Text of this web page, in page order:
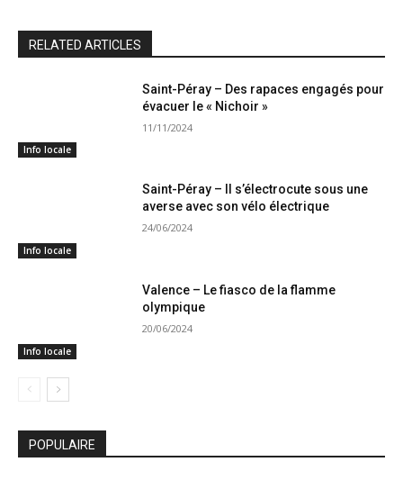
RELATED ARTICLES
Info locale
Saint-Péray – Des rapaces engagés pour
évacuer le « Nichoir »
11/11/2024
Info locale
Saint-Péray – Il s’électrocute sous une
averse avec son vélo électrique
24/06/2024
Info locale
Valence – Le fiasco de la flamme
olympique
20/06/2024
POPULAIRE